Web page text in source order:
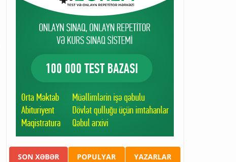
SON XƏBƏR POPULYAR YAZARLAR